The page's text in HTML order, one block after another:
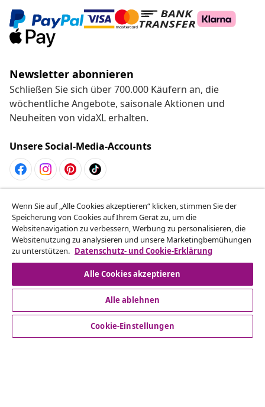
Newsletter abonnieren
Schließen Sie sich über 700.000 Käufern an, die
wöchentliche Angebote, saisonale Aktionen und
Neuheiten von vidaXL erhalten.
Unsere Social-Media-Accounts
Vom Vertrag zurücktreten
Reiche einen Widerrufsantrag für deine Bestellung
ein.
Vom Vertrag zurücktreten
Kundenservice
Wenn Sie auf „Alle Cookies akzeptieren“ klicken, stimmen Sie der
Speicherung von Cookies auf Ihrem Gerät zu, um die
Websitenavigation zu verbessern, Werbung zu personalisieren, die
Websitenutzung zu analysieren und unsere Marketingbemühungen
zu unterstützen. Datenschutz- und Cookie-Erklärung
Alle Cookies akzeptieren
Alle ablehnen
Cookie-Einstellungen